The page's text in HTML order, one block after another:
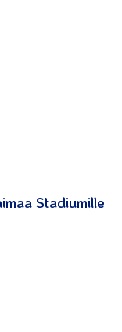
Stadiumille